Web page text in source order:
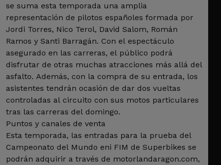
se suma esta temporada una amplia
representación de pilotos españoles formada por
Jordi Torres, Nico Terol, David Salom, Román
Ramos y Santi Barragán. Con el espectáculo
asegurado en las carreras, el público podrá
disfrutar de otras muchas atracciones más allá del
asfalto. Además, con la compra de su entrada, los
asistentes tendrán ocasión de dar dos vueltas
controladas al circuito con sus motos particulares
tras las carreras del domingo.
Puntos y canales de venta
Esta temporada, las entradas para la prueba del
Campeonato del Mundo eni FIM de Superbikes se
podrán adquirir a través de motorlandaragon.com,